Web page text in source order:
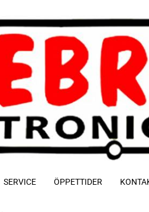
SERVICE ÖPPETTIDER